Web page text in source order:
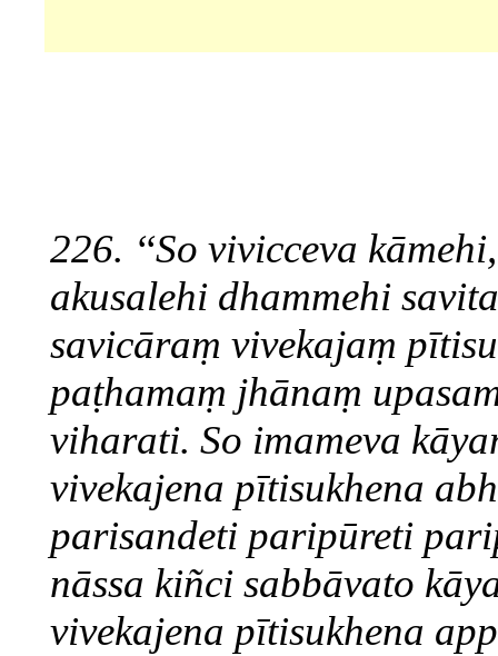
226. ‘‘So vivicceva
akusalehi dhammehi
savicāraṃ vivekajaṃ
paṭhamaṃ jhānaṃ
viharati. So imameva
vivekajena pītisukhena
parisandeti paripūreti
nāssa kiñci sabbāvato
vivekajena pītisukhena